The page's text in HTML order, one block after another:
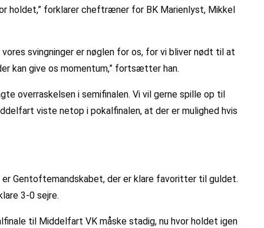
holdet,” forklarer cheftræner for BK Marienlyst, Mikkel
svingninger er nøglen for os, for vi bliver nødt til at
kan give os momentum,” fortsætter han.
overraskelsen i semifinalen. Vi vil gerne spille op til
viste netop i pokalfinalen, at der er mulighed hvis
Gentoftemandskabet, der er klare favoritter til guldet.
3-0 sejre.
til Middelfart VK måske stadig, nu hvor holdet igen